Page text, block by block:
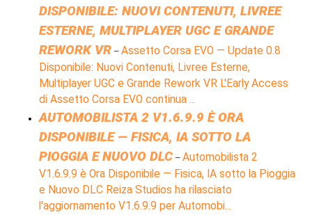
DISPONIBILE: NUOVI CONTENUTI, LIVREE
ESTERNE, MULTIPLAYER UGC E GRANDE
REWORK VR – Assetto Corsa EVO — Update 0.8
Disponibile: Nuovi Contenuti, Livree Esterne,
Multiplayer UGC e Grande Rework VR L'Early Access
di Assetto Corsa EVO continua ...
AUTOMOBILISTA 2 V1.6.9.9 È ORA
DISPONIBILE — FISICA, IA SOTTO LA
PIOGGIA E NUOVO DLC – Automobilista 2
V1.6.9.9 è Ora Disponibile — Fisica, IA sotto la Pioggia
e Nuovo DLC Reiza Studios ha rilasciato
l'aggiornamento V1.6.9.9 per Automobi...